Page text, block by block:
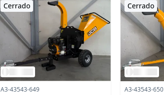
Cerrado
A3-43543-649
Cerrado
A3-43543-650